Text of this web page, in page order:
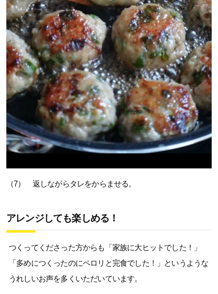
（7） 返しながらタレをからませる。
アレンジしても楽しめる！
つくってくださった方からも「家族に大ヒットでした！」
「多めにつくったのにペロリと完食でした！」というような
うれしいお声を多くいただいています。